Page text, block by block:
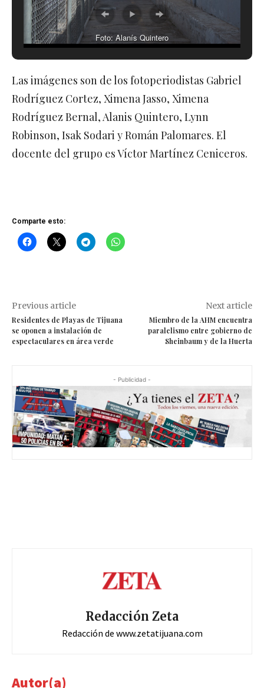
Foto: Alanís Quintero
Las imágenes son de los fotoperiodistas Gabriel
Rodríguez Cortez, Ximena Jasso, Ximena
Rodríguez Bernal, Alanis Quintero, Lynn
Robinson, Isak Sodari y Román Palomares. El
docente del grupo es Víctor Martínez Ceniceros.
Comparte esto:
Previous article
Residentes de Playas de Tijuana
se oponen a instalación de
espectaculares en área verde
Next article
Miembro de la AHM encuentra
paralelismo entre gobierno de
Sheinbaum y de la Huerta
- Publicidad -
Redacción Zeta
Redacción de www.zetatijuana.com
Autor(a)